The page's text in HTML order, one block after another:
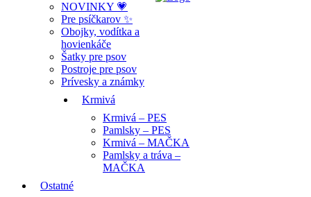
NOVINKY 💗
Pre psíčkarov ✨
Obojky, vodítka a
hovienkáče
Šatky pre psov
Postroje pre psov
Prívesky a známky
Krmivá
Krmivá – PES
Pamlsky – PES
Krmivá – MAČKA
Pamlsky a tráva –
MAČKA
Ostatné